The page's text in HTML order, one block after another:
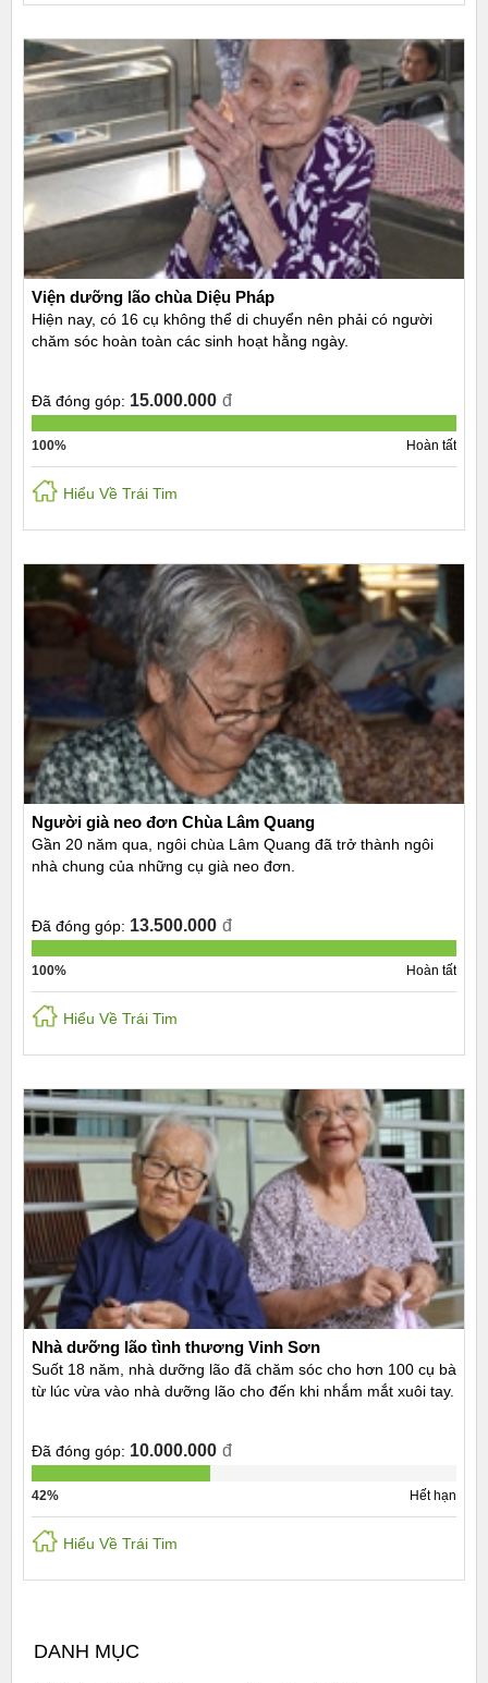
DANH MỤC
Viện dưỡng lão chùa Diệu Pháp
Hiện nay, có 16 cụ không thể di chuyển nên phải có người
chăm sóc hoàn toàn các sinh hoạt hằng ngày.
Đã đóng góp: 15.000.000 đ
100% Hoàn tất
Hiểu Về Trái Tim
Người già neo đơn Chùa Lâm Quang
Gần 20 năm qua, ngôi chùa Lâm Quang đã trở thành ngôi
nhà chung của những cụ già neo đơn.
Đã đóng góp: 13.500.000 đ
100% Hoàn tất
Hiểu Về Trái Tim
Nhà dưỡng lão tình thương Vinh Sơn
Suốt 18 năm, nhà dưỡng lão đã chăm sóc cho hơn 100 cụ bà
từ lúc vừa vào nhà dưỡng lão cho đến khi nhắm mắt xuôi tay.
Đã đóng góp: 10.000.000 đ
42% Hết hạn
Hiểu Về Trái Tim